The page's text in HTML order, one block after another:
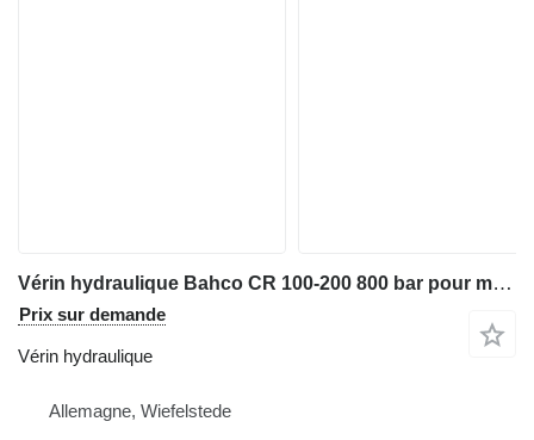
Vérin hydraulique Bahco CR 100-200 800 bar pour matériel industriel
Prix sur demande
Vérin hydraulique
Allemagne, Wiefelstede